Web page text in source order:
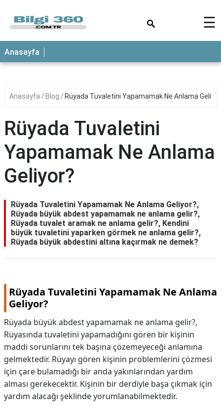
ANASAYFA
☰
Anasayfa
Anasayfa Blog Rüyada Tuvaletini Yapamamak Ne Anlama
Rüyada Tuvaletini
Yapamamak Ne Anlama
Geliyor?
Rüyada Tuvaletini Yapamamak Ne Anlama Geliyor?,
Rüyada büyük abdest yapamamak ne anlama gelir?,
Rüyada tuvalet aramak ne anlama gelir?, Kendini
büyük tuvaletini yaparken görmek ne anlama gelir?,
Rüyada büyük abdestini altına kaçırmak ne demek?
Rüyada Tuvaletini Yapamamak Ne Anlama
Geliyor?
Rüyada büyük abdest yapamamak ne anlama gelir?,
Rüyasında tuvaletini yapamadığını gören bir kişinin
maddi sorunlarını tek başına çözemeyeceği anlamına
gelmektedir. Rüyayı gören kişinin problemlerini çözmesi
için çare bulamadığı bir anda yakınlarından yardım
alması gerekecektir. Kişinin bir derdiyle başa çıkmak için
yardım alacağı şeklinde yorumlanabilmektedir.